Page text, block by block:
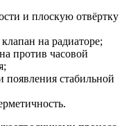
и плоскую отвёртку
на радиаторе;
против часовой
появления стабильной